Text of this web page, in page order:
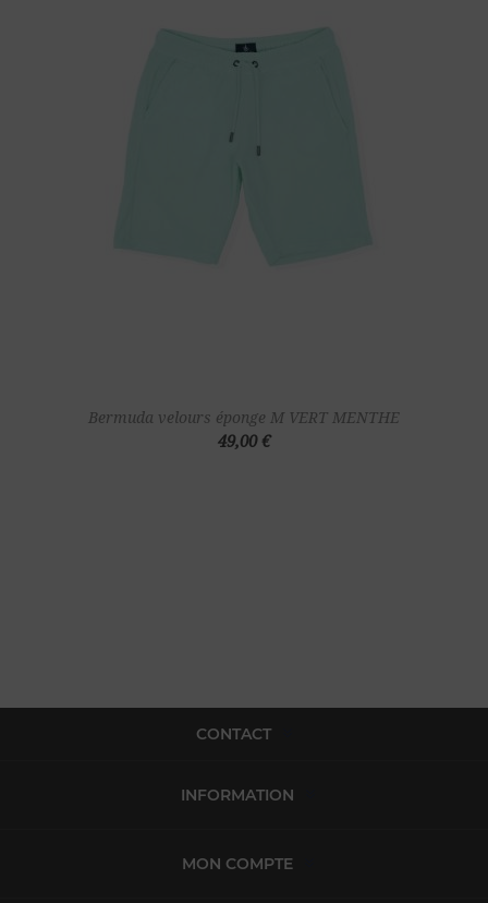
Bermuda velours éponge M VERT MENTHE
49,00 €
CONTACT
INFORMATION
MON COMPTE